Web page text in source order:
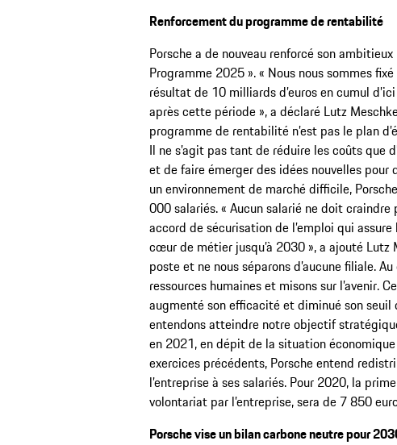
Renforcement du programme de rentabilité
Porsche a de nouveau renforcé son
Programme 2025 ». « Nous nous sommes
résultat de 10 milliards d’euros en cumul
après cette période », a déclaré Lutz
programme de rentabilité n’est pas le plan
Il ne s’agit pas tant de réduire les coûts que
et de faire émerger des idées nouvelles pour
un environnement de marché difficile,
000 salariés. « Aucun salarié ne doit
accord de sécurisation de l’emploi qui
cœur de métier jusqu’à 2030 », a ajouté Lutz
poste et ne nous séparons d’aucune filiale.
ressources humaines et misons sur l’avenir.
augmenté son efficacité et diminué son seuil
entendons atteindre notre objectif
en 2021, en dépit de la situation
exercices précédents, Porsche entend
l’entreprise à ses salariés. Pour 2020, la
volontariat par l’entreprise, sera de 7 850
Porsche vise un bilan carbone neutre pour